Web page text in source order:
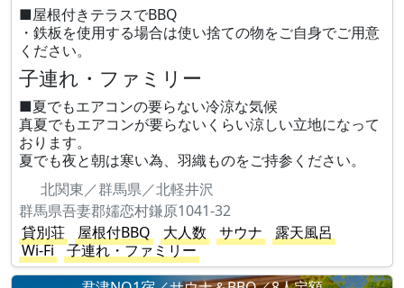
■屋根付きテラスでBBQ
・鉄板を使用する場合は使い捨ての物をご自身でご用意
ください。
子連れ・ファミリー
■夏でもエアコンの要らない冷涼な気候
真夏でもエアコンが要らないくらい涼しい立地になって
おります。
夏でも夜と朝は寒い為、羽織ものをご持参ください。
北関東／群馬県／北軽井沢
群馬県吾妻郡嬬恋村鎌原1041-32
貸別荘
屋根付BBQ 大人数 サウナ
露天風呂
Wi-Fi
子連れ・ファミリー